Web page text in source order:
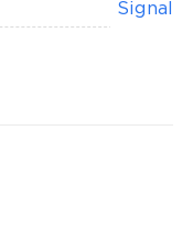
Signal